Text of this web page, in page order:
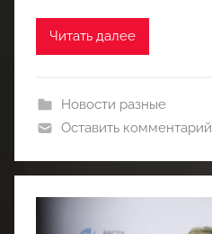
Читать далее
Новости разные
Оставить комментарий